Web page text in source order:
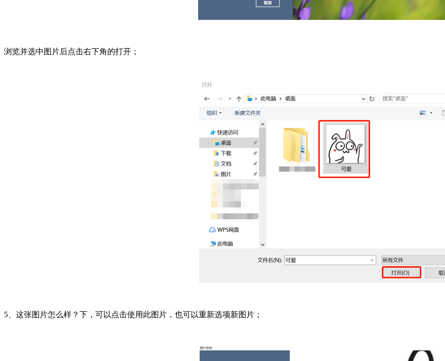
浏览并选中图片后点击右下角的打开；
5、这张图片怎么样？下，可以点击使用此图片，也可以重新选项新图片；